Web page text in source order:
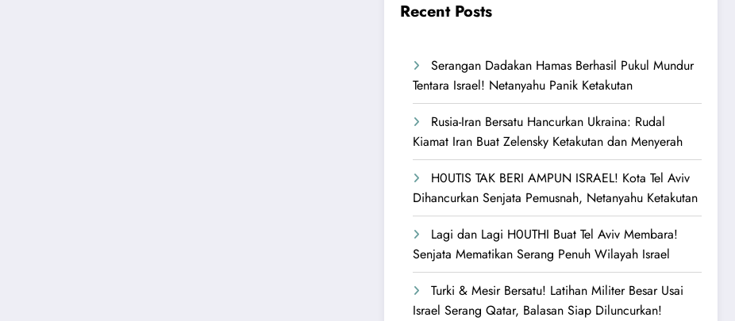
Recent Posts
Serangan Dadakan Hamas Berhasil Pukul Mundur
Tentara Israel! Netanyahu Panik Ketakutan
Rusia-Iran Bersatu Hancurkan Ukraina: Rudal
Kiamat Iran Buat Zelensky Ketakutan dan Menyerah
H0UTIS TAK BERI AMPUN ISRAEL! Kota Tel Aviv
Dihancurkan Senjata Pemusnah, Netanyahu Ketakutan
Lagi dan Lagi H0UTHI Buat Tel Aviv Membara!
Senjata Mematikan Serang Penuh Wilayah Israel
Turki & Mesir Bersatu! Latihan Militer Besar Usai
Israel Serang Qatar, Balasan Siap Diluncurkan!